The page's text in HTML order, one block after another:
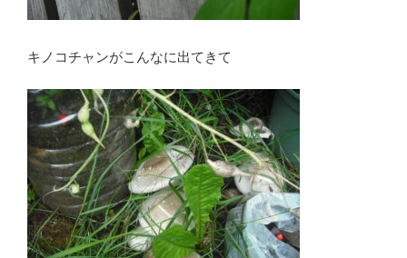
キノコチャンがこんなに出てきて